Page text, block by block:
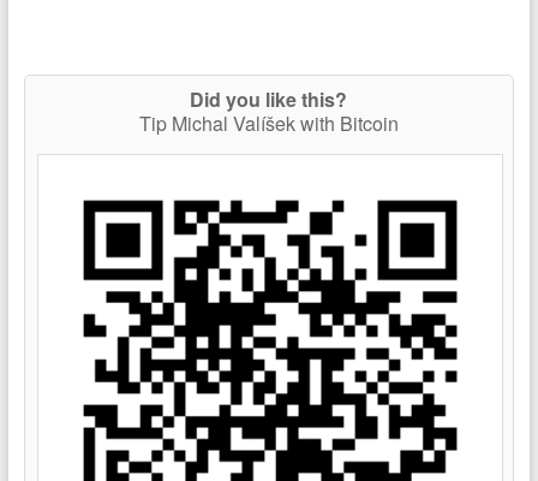
Did you like this?
Tip Michal Valíšek with Bitcoin